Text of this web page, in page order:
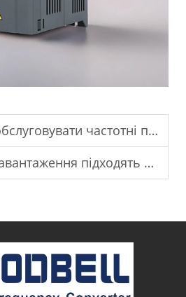
частотні перетворювачі для безперервної роботи?
підходять для перетворювача з однофазної в трифазну мережу?